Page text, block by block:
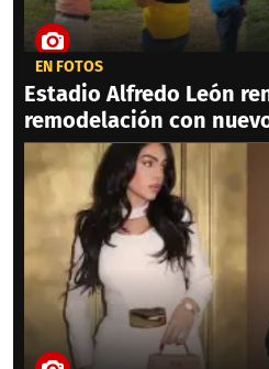
EN FOTOS
Estadio Alfredo León
remodelación con